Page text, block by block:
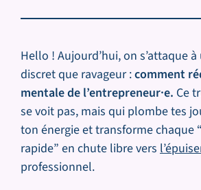
Hello ! Aujourd’hui, on s’attaque
discret que ravageur :comment
mentale de l’entrepreneur·e. Ce
se voit pas, mais qui plombe tes
ton énergie et transforme chaque
rapide” en chute libre vers
professionnel.